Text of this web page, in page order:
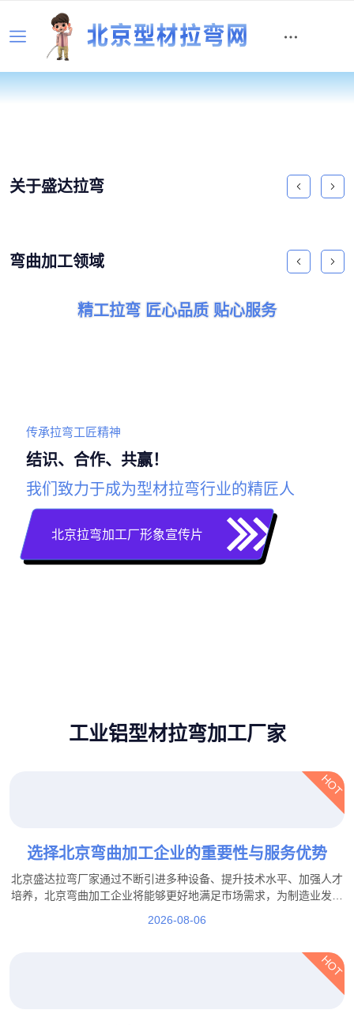
关于盛达拉弯
弯曲加工领域
精工拉弯 匠心品质 贴心服务
精工拉弯 匠心品质 贴心服务
精工拉弯 匠心品质 贴心服务
精工拉弯 匠心品质 贴心服务
精工拉弯 匠心品质 贴心服务
精工拉弯 匠心品质 贴心服务
传承拉弯工匠精神
结识、合作、共赢！
我们致力于成为型材拉弯行业的精匠人
北京拉弯加工厂形象宣传片
工业铝型材拉弯加工厂家
HOT
选择北京弯曲加工企业的重要性与服务优势
北京盛达拉弯厂家通过不断引进多种设备、提升技术水平、加强人才
培养，北京弯曲加工企业将能够更好地满足市场需求，为制造业发展
2026-08-06
HOT